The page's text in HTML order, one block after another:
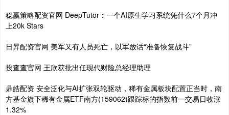
稳赢策略配资官网 DeepTutor：一个AI原生学习系统凭什么7个月冲
上20k Stars
日昇配资官网 美军又有人员死亡，以军放话“准备恢复战斗”
投查查官网 王欣获批出任现代财险总经理助理
鼎皓配资 安全泛化与AI扩张双轮驱动，稀有金属板块配置正当时，南
方基金旗下稀有金属ETF南方(159062)跟踪标的指数前一交易日收涨
1.32%